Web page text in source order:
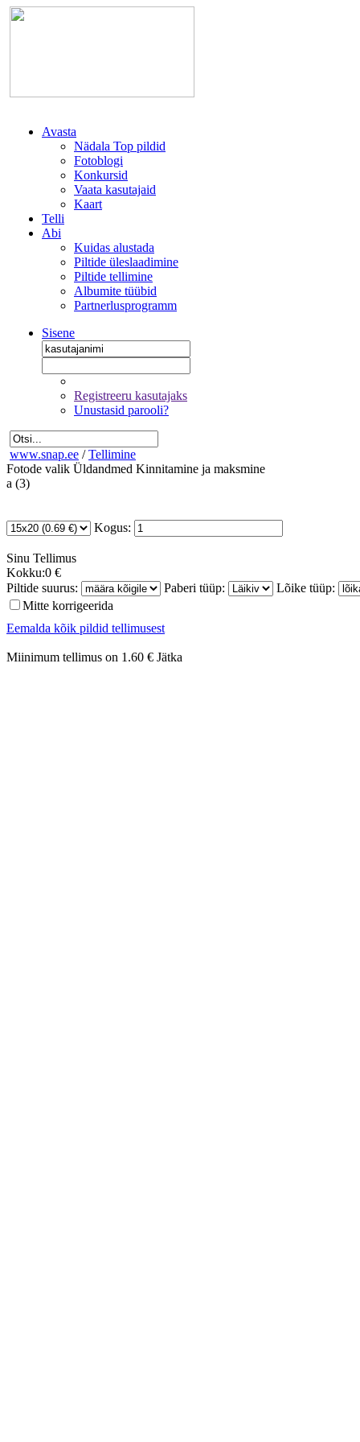
Avasta
Nädala Top pildid
Fotoblogi
Konkursid
Vaata kasutajaid
Kaart
Telli
Abi
Kuidas alustada
Piltide üleslaadimine
Piltide tellimine
Albumite tüübid
Partnerlusprogramm
Sisene
Registreeru kasutajaks
Unustasid parooli?
www.snap.ee / Tellimine
Fotode valik Üldandmed Kinnitamine ja maksmine
a (3)
Kogus:
Sinu Tellimus
Kokku:0 €
Piltide suurus:
Paberi tüüp:
Lõike tüüp:
Mitte korrigeerida
Eemalda kõik pildid tellimusest
Miinimum tellimus on 1.60 € Jätka